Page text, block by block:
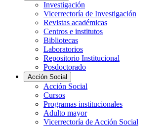
Investigación
Vicerrectoría de Investigación
Revistas académicas
Centros e institutos
Bibliotecas
Laboratorios
Repositorio Institucional
Posdoctorado
Acción Social
Acción Social
Cursos
Programas institucionales
Adulto mayor
Vicerrectoría de Acción Social